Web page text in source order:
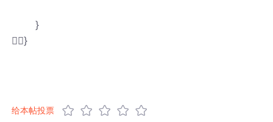
}
}
给本帖投票